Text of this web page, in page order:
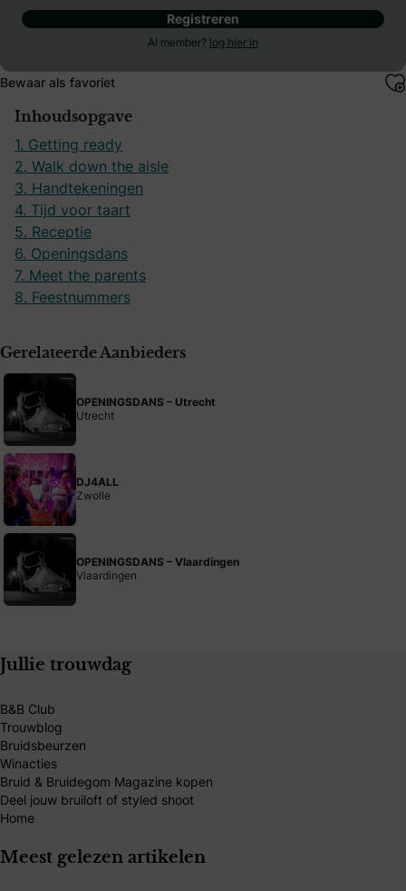
Registreren
Al member? log hier in
Bewaar als favoriet
Inhoudsopgave
1. Getting ready
2. Walk down the aisle
3. Handtekeningen
4. Tijd voor taart
5. Receptie
6. Openingsdans
7. Meet the parents
8. Feestnummers
Gerelateerde Aanbieders
OPENINGSDANS – Utrecht
Utrecht
DJ4ALL
Zwolle
OPENINGSDANS – Vlaardingen
Vlaardingen
Jullie trouwdag
B&B Club
Trouwblog
Bruidsbeurzen
Winacties
Bruid & Bruidegom Magazine kopen
Deel jouw bruiloft of styled shoot
Home
Meest gelezen artikelen